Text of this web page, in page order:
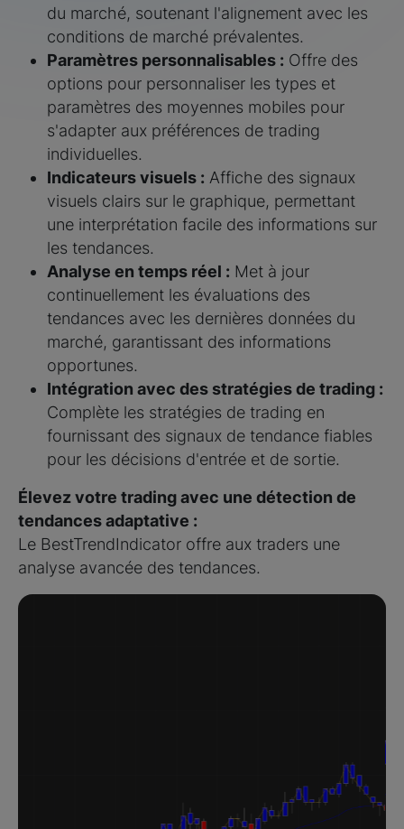
du marché, soutenant l'alignement avec les
conditions de marché prévalentes.
Paramètres personnalisables : Offre des
options pour personnaliser les types et
paramètres des moyennes mobiles pour
s'adapter aux préférences de trading
individuelles.
Indicateurs visuels : Affiche des signaux
visuels clairs sur le graphique, permettant
une interprétation facile des informations sur
les tendances.
Analyse en temps réel : Met à jour
continuellement les évaluations des
tendances avec les dernières données du
marché, garantissant des informations
opportunes.
Intégration avec des stratégies de trading :
Complète les stratégies de trading en
fournissant des signaux de tendance fiables
pour les décisions d'entrée et de sortie.
Élevez votre trading avec une détection de
tendances adaptative :
Le BestTrendIndicator offre aux traders une
analyse avancée des tendances.